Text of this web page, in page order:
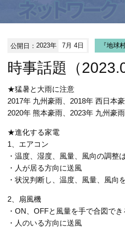
公開日：2023年 7月 4日 『地球
時事話題（
★猛暑と大雨に注意
2017年 九州豪雨、2018年 西日本豪
2020年 熊本豪雨、2023年 九州豪雨
★進化する家電
1、エアコン
・温度、湿度、風量、風向の調整
・人が居る方向に送風
・状況判断し、温度、風量、風向
2、扇風機
・ON、OFFと風量を手で合図でき
・人のいる方向に送風